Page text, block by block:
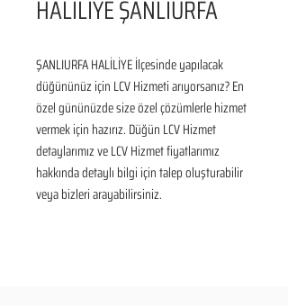
HALİLİYE ŞANLIURFA
ŞANLIURFA HALİLİYE İlçesinde yapılacak
düğününüz için LCV Hizmeti arıyorsanız? En
özel gününüzde size özel çözümlerle hizmet
vermek için hazırız. Düğün LCV Hizmet
detaylarımız ve LCV Hizmet fiyatlarımız
hakkında detaylı bilgi için talep oluşturabilir
veya bizleri arayabilirsiniz.